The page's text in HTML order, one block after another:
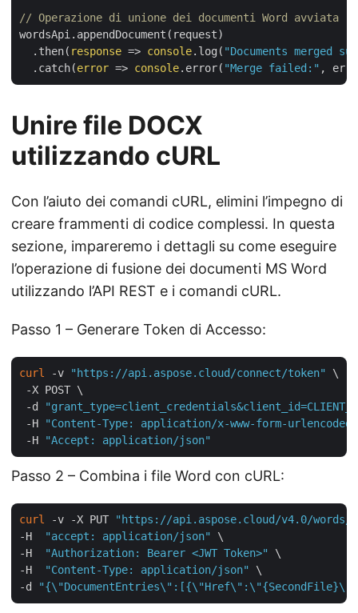
// Operazione di unione dei documenti Word avviata
wordsApi.appendDocument(request)
  .then(
response => console.log( "Documents merged
  .catch(
error => console.error( "Merge failed:"
Unire file DOCX
utilizzando cURL
Con l’aiuto dei comandi cURL, elimini l’impegno di
creare frammenti di codice complessi. In questa
sezione, impareremo i dettagli su come eseguire
l’operazione di fusione dei documenti MS Word
utilizzando l’API REST e i comandi cURL.
Passo 1 – Generare Token di Accesso:
curl -v "https://api.aspose.cloud/connect/token"
\
-X POST \
-d
-H
"Content-Type: application/x-www-form-urlencoded"
-H
"Accept: application/json"
Passo 2 – Combina i file Word con cURL:
curl -v -X PUT
"https://api.aspose.cloud/v4.0/words/
-H
"accept: application/json"
\
-H
"Authorization: Bearer <JWT Token>"
\
-H
"Content-Type: application/json"
\
-d